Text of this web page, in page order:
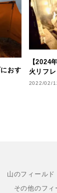
おす
【2024
火リフ
2022/02/
山のフィールド
その他のフィ